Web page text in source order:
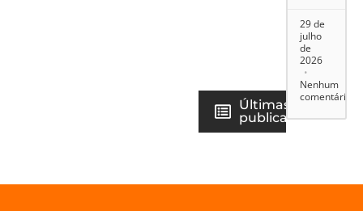
Últimas
publicações
29 de
julho
de
2026
Nenhum
comentário